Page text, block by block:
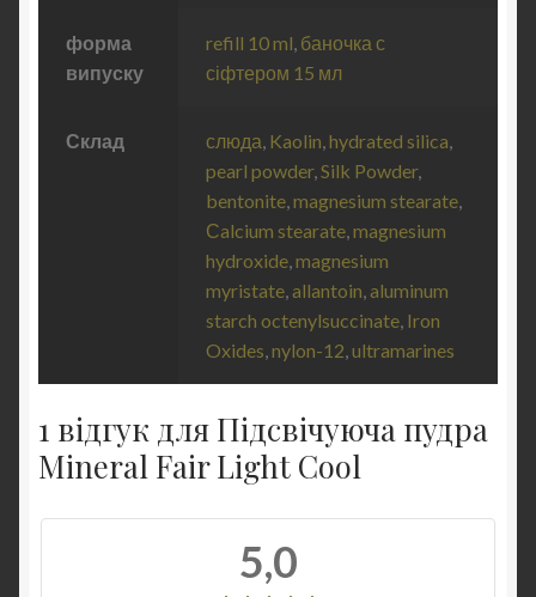
форма
випуску
refill 10 ml баночка с
сіфтером 15 мл
Склад слюда Kaolin hydrated silica
pearl powder, Silk Powder,
bentonite, magnesium stearate,
Сalcium stearate, magnesium
hydroxide, magnesium
myristate, allantoin aluminum
starch octenylsuccinate, Iron
Oxides nylon-12 ultramarines
1 відгук для Підсвічуюча пудра
Mineral Fair Light Cool
5,0